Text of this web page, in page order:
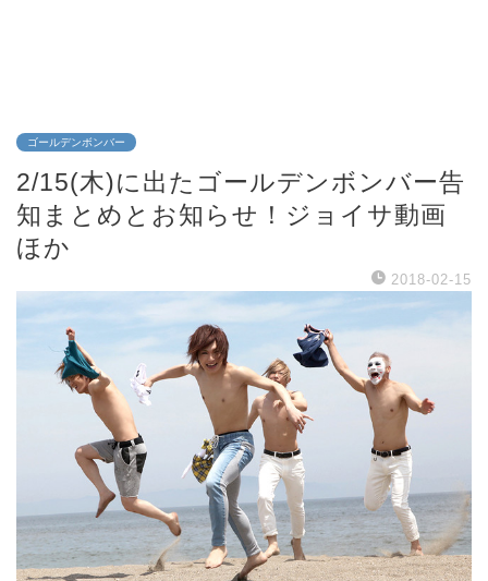
ゴールデンボンバー
2/15(木)に出たゴールデンボンバー告
知まとめとお知らせ！ジョイサ動画
ほか
2018-02-15